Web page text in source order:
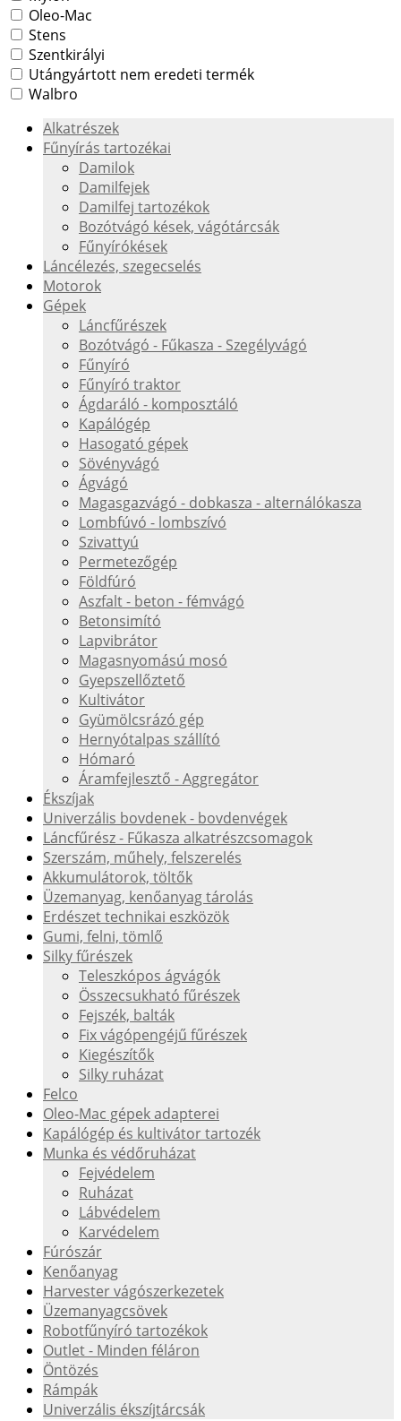
Oleo-Mac
Stens
Szentkirályi
Utángyártott nem eredeti termék
Walbro
Alkatrészek
Fűnyírás tartozékai
Damilok
Damilfejek
Damilfej tartozékok
Bozótvágó kések, vágótárcsák
Fűnyírókések
Láncélezés, szegecselés
Motorok
Gépek
Láncfűrészek
Bozótvágó - Fűkasza - Szegélyvágó
Fűnyíró
Fűnyíró traktor
Ágdaráló - komposztáló
Kapálógép
Hasogató gépek
Sövényvágó
Ágvágó
Magasgazvágó - dobkasza - alternálókasza
Lombfúvó - lombszívó
Szivattyú
Permetezőgép
Földfúró
Aszfalt - beton - fémvágó
Betonsimító
Lapvibrátor
Magasnyomású mosó
Gyepszellőztető
Kultivátor
Gyümölcsrázó gép
Hernyótalpas szállító
Hómaró
Áramfejlesztő - Aggregátor
Ékszíjak
Univerzális bovdenek - bovdenvégek
Láncfűrész - Fűkasza alkatrészcsomagok
Szerszám, műhely, felszerelés
Akkumulátorok, töltők
Üzemanyag, kenőanyag tárolás
Erdészet technikai eszközök
Gumi, felni, tömlő
Silky fűrészek
Teleszkópos ágvágók
Összecsukható fűrészek
Fejszék, balták
Fix vágópengéjű fűrészek
Kiegészítők
Silky ruházat
Felco
Oleo-Mac gépek adapterei
Kapálógép és kultivátor tartozék
Munka és védőruházat
Fejvédelem
Ruházat
Lábvédelem
Karvédelem
Fúrószár
Kenőanyag
Harvester vágószerkezetek
Üzemanyagcsövek
Robotfűnyíró tartozékok
Outlet - Minden féláron
Öntözés
Rámpák
Univerzális ékszíjtárcsák